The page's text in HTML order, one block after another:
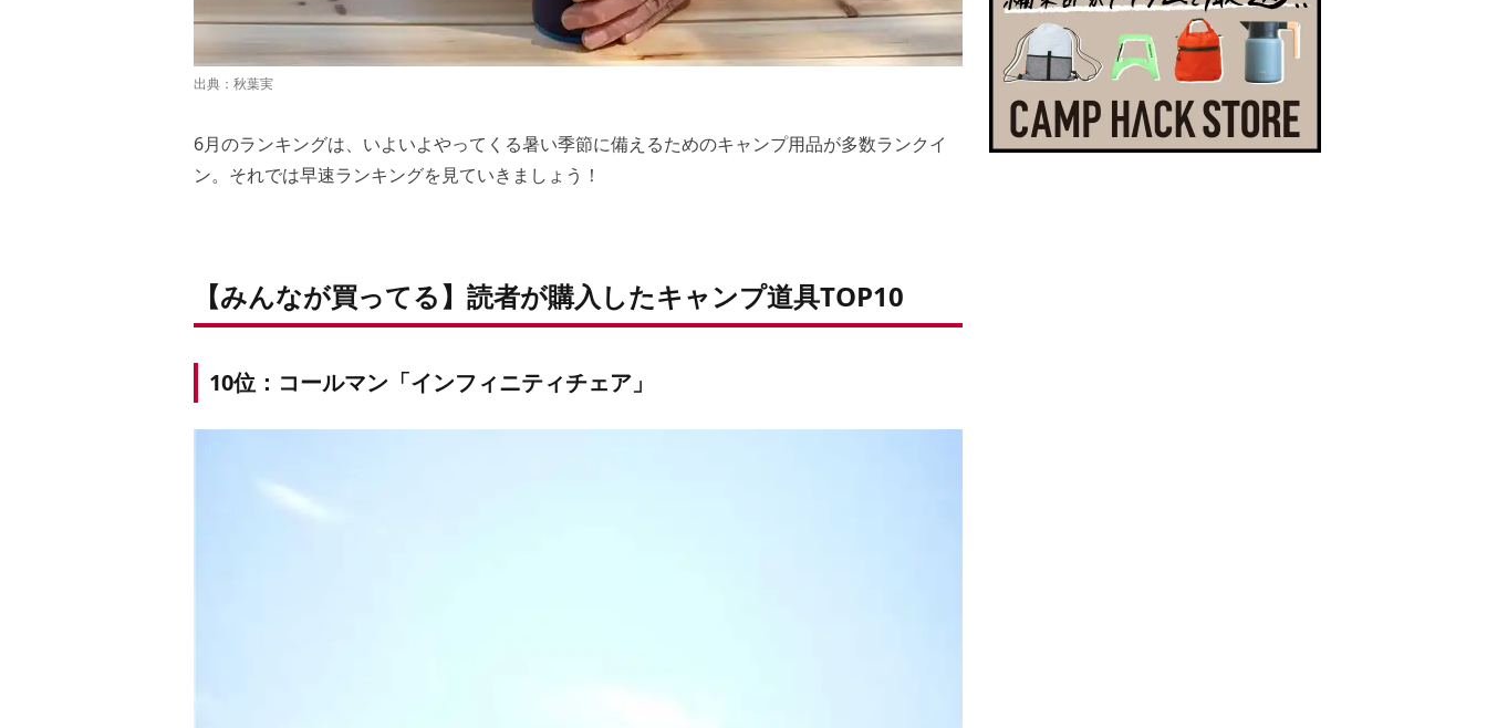
出典： 秋葉実
6月のランキングは、いよいよやってくる暑い季節に備えるためのキャンプ用品が多数ランクイ
ン。それでは早速ランキングを見ていきましょう！
【みんなが買ってる】読者が購入したキャンプ道具TOP10
10位：コールマン「インフィニティチェア」